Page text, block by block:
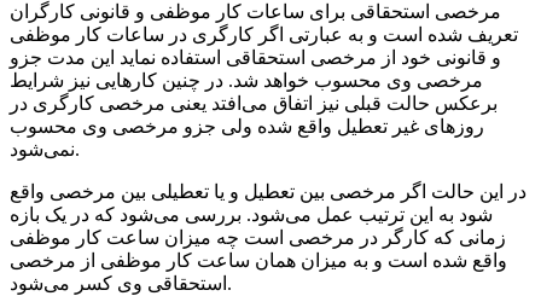
مرخصی استحقاقی برای ساعات کار موظفی و قانونی کارگران
تعریف شده است و به عبارتی اگر کارگری در ساعات کار موظفی
و قانونی خود از مرخصی استحقاقی استفاده نماید این مدت جزو
مرخصی وی محسوب خواهد شد. در چنین کارهایی نیز شرایط
برعکس حالت قبلی نیز اتفاق می‌افتد یعنی مرخصی کارگری در
روزهای غیر تعطیل واقع شده ولی جزو مرخصی وی محسوب
نمی‌شود.
در این حالت اگر مرخصی بین تعطیل و یا تعطیلی بین مرخصی واقع
شود به این ترتیب عمل می‌شود. بررسی می‌شود که در یک بازه
زمانی که کارگر در مرخصی است چه میزان ساعت کار موظفی
واقع شده است و به میزان همان ساعت کار موظفی از مرخصی
استحقاقی وی کسر می‌شود.